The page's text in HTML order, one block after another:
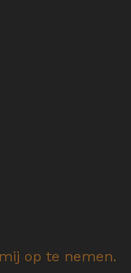
op te nemen.